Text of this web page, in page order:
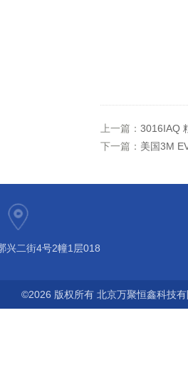
上一篇： 3016IAQ
下一篇： 美国3M
兴二街4号2幢1层018
©2026 版权所有 北京万聚恒鑫科技